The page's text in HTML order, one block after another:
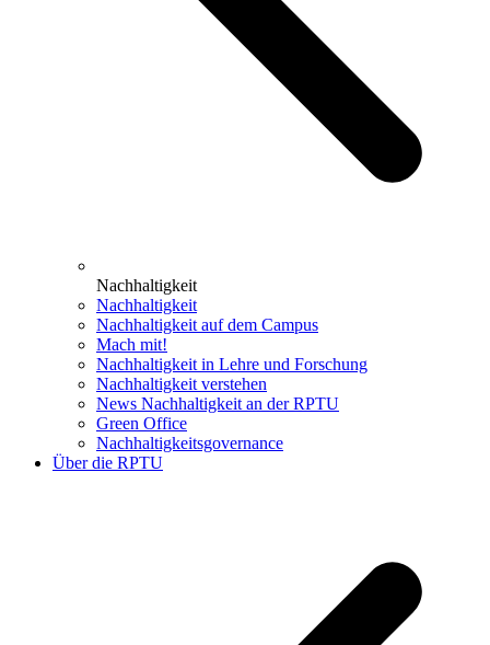
Nachhaltigkeit
Nachhaltigkeit
Nachhaltigkeit auf dem Campus
Mach mit!
Nachhaltigkeit in Lehre und Forschung
Nachhaltigkeit verstehen
News Nachhaltigkeit an der RPTU
Green Office
Nachhaltigkeitsgovernance
Über die RPTU